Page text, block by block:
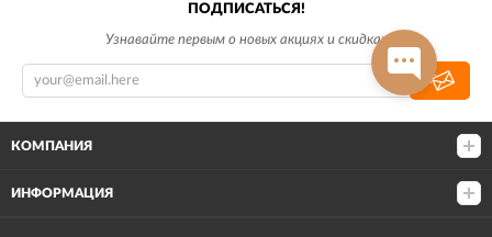
ПОДПИСАТЬСЯ!
Узнавайте первым о новых акциях и скидках
КОМПАНИЯ
ИНФОРМАЦИЯ